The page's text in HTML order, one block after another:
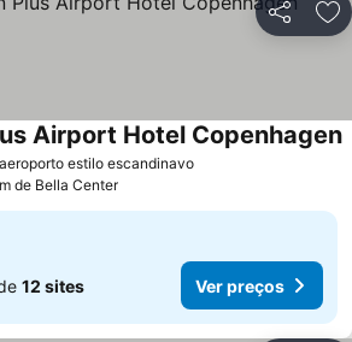
Partilhar
estilo escandinavo
Airport Hotel Copenhagen
de Bella Center
12 sites Ver preços